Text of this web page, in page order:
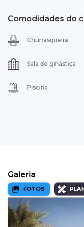
Comodidades do
Churrasqueira
Sala de ginástica
Piscina
Galeria
FOTOS